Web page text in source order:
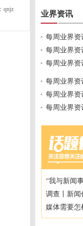
qnjz
业界资讯
每周业界资
每周业界资
每周业界资
每周业界资
每周业界资
每周业界资
“我与新闻
调查丨新闻
媒体需要怎